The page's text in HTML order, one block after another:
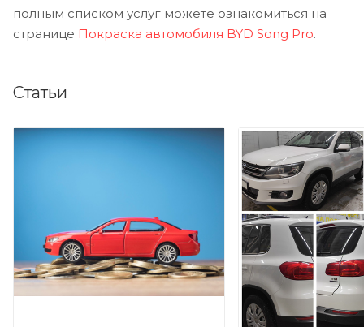
полным списком услуг можете ознакомиться на
странице Покраска автомобиля BYD Song Pro.
Статьи